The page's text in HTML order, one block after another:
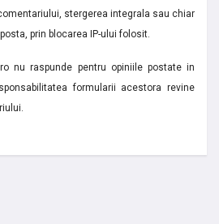
stergerea integrala sau chiar
prin blocarea IP-ului folosit.
nu raspunde pentru opiniile postate in
formularii acestora revine